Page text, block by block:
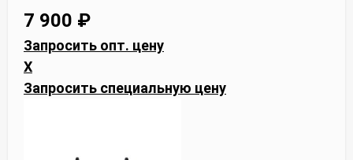
7 900 ₽
Запросить опт. цену
X
Запросить специальную цену